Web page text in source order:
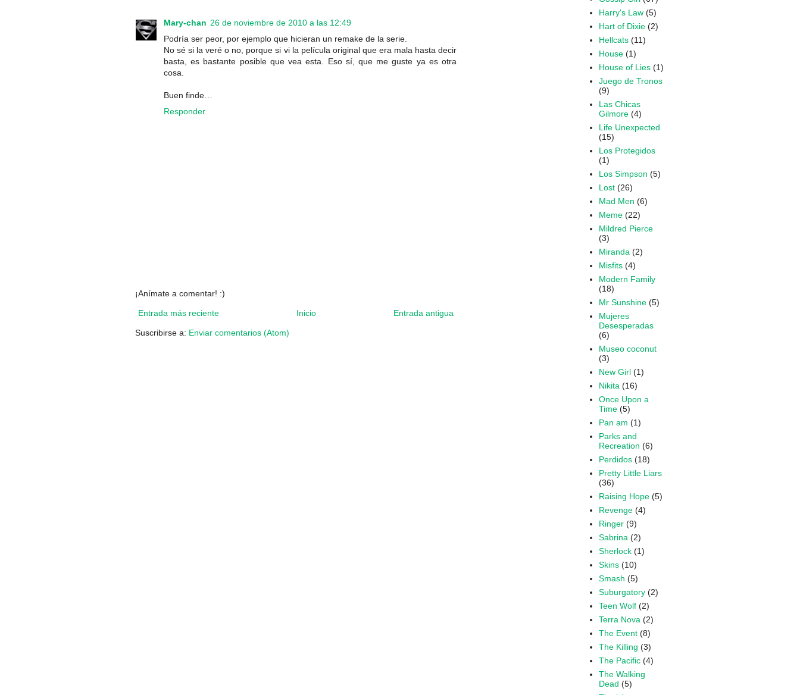
Mary-chan 26 de noviembre de 2010 a las 12:49
Podría ser peor, por ejemplo que hicieran un remake de la serie.
No sé si la veré o no, porque si vi la película original que era mala hasta decir
basta, es bastante posible que vea esta. Eso sí, que me guste ya es otra
cosa.
Buen finde…
Responder
¡Anímate a comentar! :)
Entrada más reciente Entrada antigua
Inicio
Suscribirse a: Enviar comentarios (Atom)
Harry's Law (5)
Hart of Dixie (2)
Hellcats (11)
House (1)
House of Lies (1)
Juego de Tronos
(9)
Las Chicas
Gilmore (4)
Life Unexpected
(15)
Los Protegidos
(1)
Los Simpson (5)
Lost (26)
Mad Men (6)
Meme (22)
Mildred Pierce
(3)
Miranda (2)
Misfits (4)
Modern Family
(18)
Mr Sunshine (5)
Mujeres
Desesperadas
(6)
Museo coconut
(3)
New Girl (1)
Nikita (16)
Once Upon a
Time (5)
Pan am (1)
Parks and
Recreation (6)
Perdidos (18)
Pretty Little Liars
(36)
Raising Hope (5)
Revenge (4)
Ringer (9)
Sabrina (2)
Sherlock (1)
Skins (10)
Smash (5)
Suburgatory (2)
Teen Wolf (2)
Terra Nova (2)
The Event (8)
The Killing (3)
The Pacific (4)
The Walking
Dead (5)